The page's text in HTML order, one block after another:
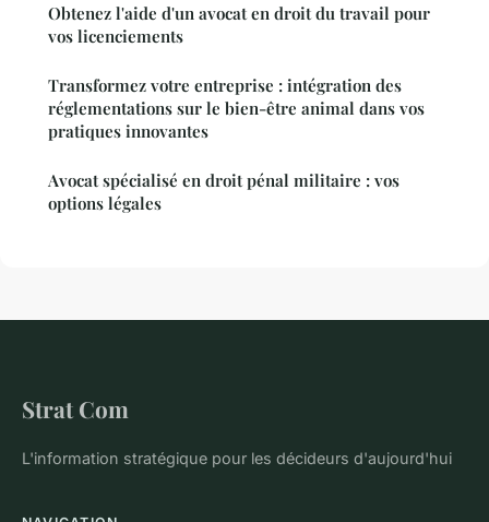
Obtenez l'aide d'un avocat en droit du travail pour
vos licenciements
Transformez votre entreprise : intégration des
réglementations sur le bien-être animal dans vos
pratiques innovantes
Avocat spécialisé en droit pénal militaire : vos
options légales
Strat Com
L'information stratégique pour les décideurs d'aujourd'hui